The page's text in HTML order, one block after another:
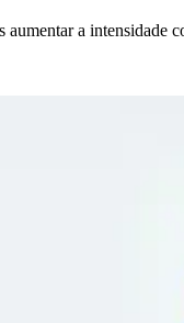
aumentar a intensidade